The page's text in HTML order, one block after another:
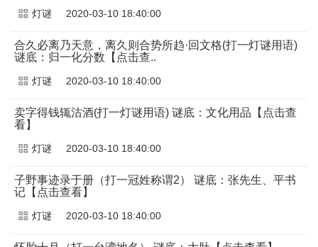
2020-03-10 18:40:00
灯谜
合久必离乃天意，离久则合势所趋·回文格(打一灯谜用语)
谜底：归一化分数【点击查..
2020-03-10 18:40:00
灯谜
卖字得钱辄沽酒(打一灯谜用语) 谜底：文化用品【点击查
看】
2020-03-10 18:40:00
灯谜
子野事迹录于册（打一冠姓称谓2） 谜底：张先生、平书
记【点击查看】
2020-03-10 18:40:00
灯谜